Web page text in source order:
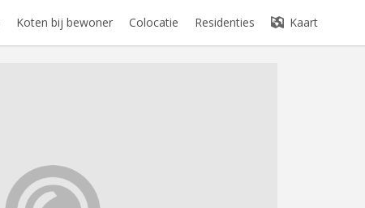
Koten bij bewoner Colocatie Residenties Kaart